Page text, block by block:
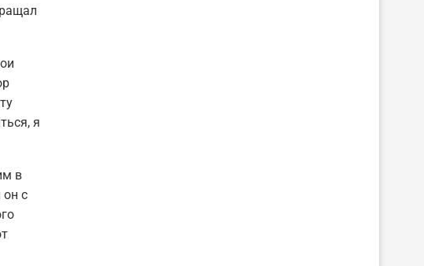
я
в
он с